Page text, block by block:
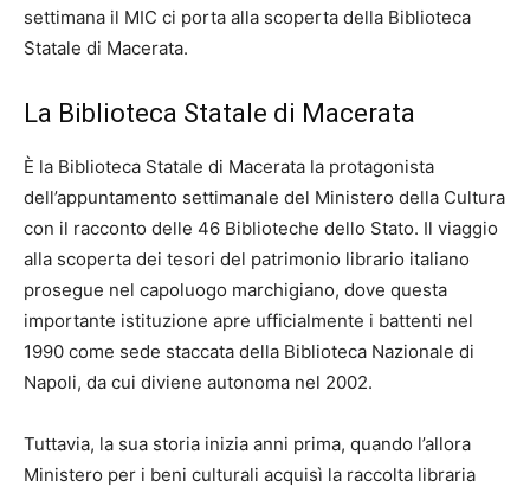
settimana il MIC ci porta alla scoperta della Biblioteca
Statale di Macerata.
La Biblioteca Statale di Macerata
È la Biblioteca Statale di Macerata la protagonista
dell’appuntamento settimanale del Ministero della Cultura
con il racconto delle 46 Biblioteche dello Stato. Il viaggio
alla scoperta dei tesori del patrimonio librario italiano
prosegue nel capoluogo marchigiano, dove questa
importante istituzione apre ufficialmente i battenti nel
1990 come sede staccata della Biblioteca Nazionale di
Napoli, da cui diviene autonoma nel 2002.
Tuttavia, la sua storia inizia anni prima, quando l’allora
Ministero per i beni culturali acquisì la raccolta libraria